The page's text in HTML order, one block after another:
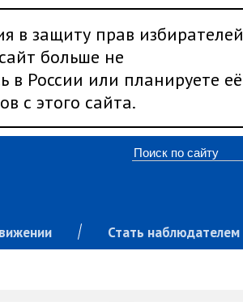
в защиту прав избирателей
больше не
в России или планируете её
с этого сайта.
Стать наблюдателем